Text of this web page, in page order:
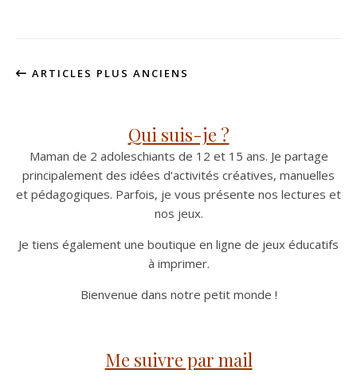
ARTICLES PLUS ANCIENS
Qui suis-je ?
Maman de 2 adoleschiants de 12 et 15 ans. Je partage
principalement des idées d'activités créatives, manuelles
et pédagogiques. Parfois, je vous présente nos lectures et
nos jeux.
Je tiens également une boutique en ligne de jeux éducatifs
à imprimer.
Bienvenue dans notre petit monde !
Me suivre par mail